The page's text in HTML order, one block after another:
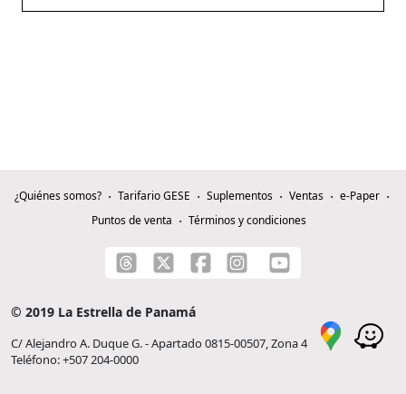
¿Quiénes somos? Tarifario GESE Suplementos Ventas
e-Paper
Puntos de venta
Términos y condiciones
© 2019 La Estrella de Panamá
C/ Alejandro A. Duque G. - Apartado 0815-00507, Zona 4
Teléfono: +507 204-0000